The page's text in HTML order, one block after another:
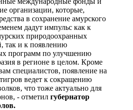
организации, которые,
в сохранение амурского
дадут импульс как к
природоохранных
так и к появлению
программ по улучшению
в регионе в целом. Кроме
специалистов, появление на
ведет к сокращению
что тоже актуально для
- отметил губернатор